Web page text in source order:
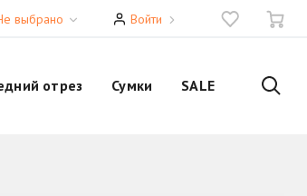
выбрано Войти
отрез Сумки SALE